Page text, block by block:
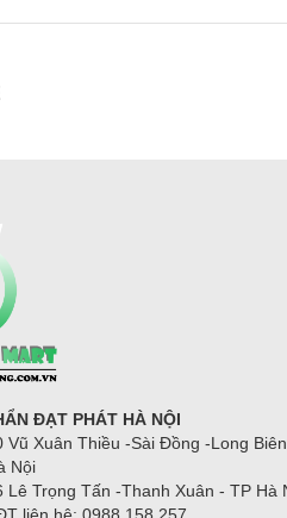
ĐẠT PHÁT HÀ NỘI
Vũ Xuân Thiều -Sài Đồng -Long
Nội
Lê Trọng Tấn -Thanh Xuân - TP Hà